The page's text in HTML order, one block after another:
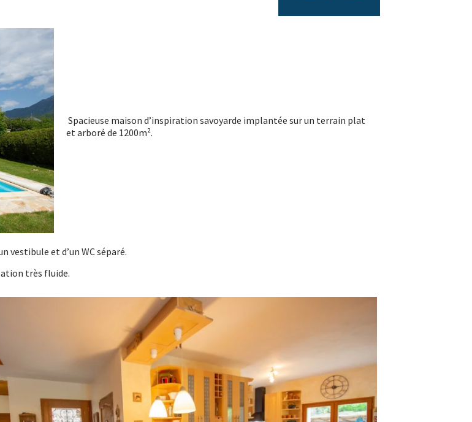
Spacieuse maison d’inspiration savoyarde implantée sur un terrain plat
et arboré de 1200m².
vestibule et d’un WC séparé.
très fluide.